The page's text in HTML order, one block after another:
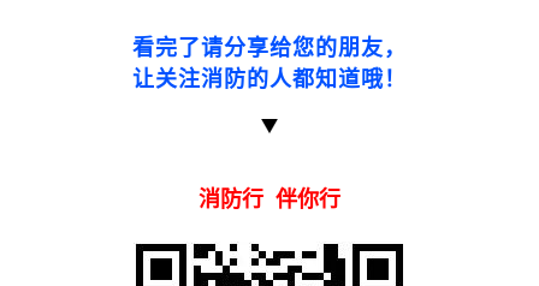
看完了请分享给您的朋友，
让关注消防的人都知道哦！
消防行 伴你行